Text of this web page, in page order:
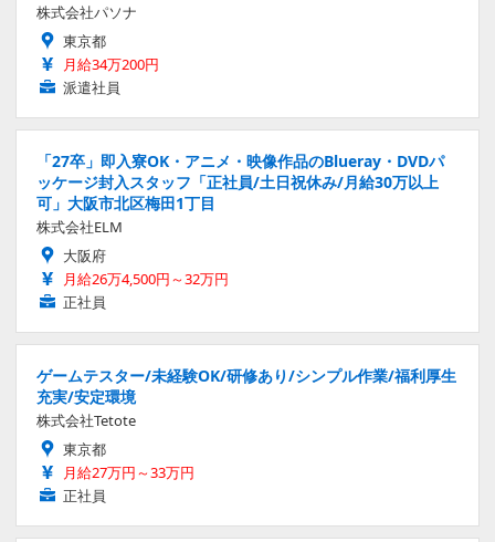
株式会社パソナ
東京都
月給34万200円
派遣社員
「27卒」即入寮OK・アニメ・映像作品のBlueray・DVDパ
ッケージ封入スタッフ「正社員/土日祝休み/月給30万以上
可」大阪市北区梅田1丁目
株式会社ELM
大阪府
月給26万4,500円～32万円
正社員
ゲームテスター/未経験OK/研修あり/シンプル作業/福利厚生
充実/安定環境
株式会社Tetote
東京都
月給27万円～33万円
正社員